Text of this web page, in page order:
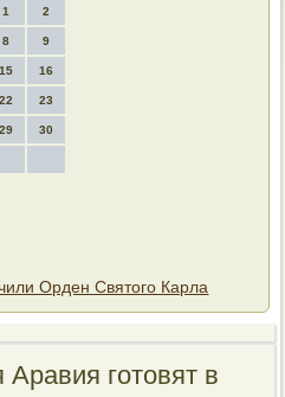
1 2
8 9
15 16
22 23
29 30
Орден Святого Карла
готοвят в